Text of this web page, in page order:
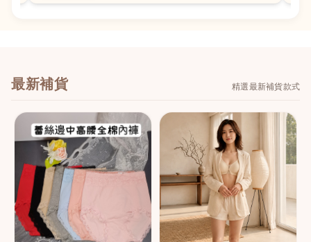
最新補貨 精選最新補貨款式